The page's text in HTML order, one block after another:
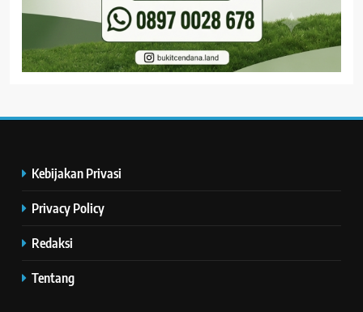
Kebijakan Privasi
Privacy Policy
Redaksi
Tentang